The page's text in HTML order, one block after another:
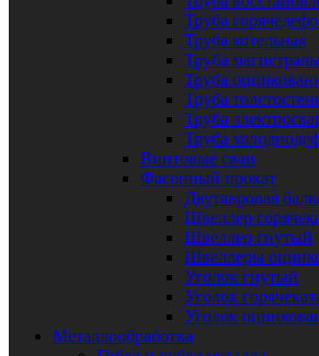
Труба
Труба котельная
Труба
Труба
Труба
Труба
Труба
Винтовые сваи
Фасонный прокат
Двутавровая
Швеллер
Швеллер гнутый
Швеллеры
Уголок гнутый
Уголок
Уголок
Металлообработка